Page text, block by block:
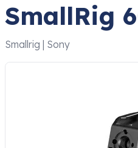
SmallRig
Smallrig | Sony